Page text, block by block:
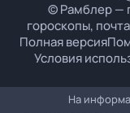
© Рамблер —
гороскопы,
Полная версия
Условия
На